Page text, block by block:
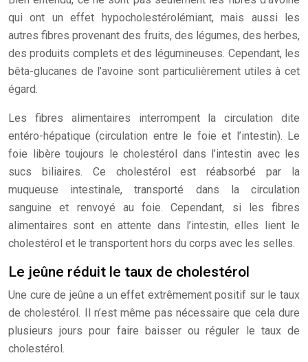
qui ont un effet hypocholestérolémiant, mais aussi les
autres fibres provenant des fruits, des légumes, des herbes,
des produits complets et des légumineuses. Cependant, les
bêta-glucanes de l’avoine sont particulièrement utiles à cet
égard.
Les fibres alimentaires interrompent la circulation dite
entéro-hépatique (circulation entre le foie et l’intestin). Le
foie libère toujours le cholestérol dans l’intestin avec les
sucs biliaires. Ce cholestérol est réabsorbé par la
muqueuse intestinale, transporté dans la circulation
sanguine et renvoyé au foie. Cependant, si les fibres
alimentaires sont en attente dans l’intestin, elles lient le
cholestérol et le transportent hors du corps avec les selles.
Le jeûne réduit le taux de cholestérol
Une cure de jeûne a un effet extrêmement positif sur le taux
de cholestérol. Il n’est même pas nécessaire que cela dure
plusieurs jours pour faire baisser ou réguler le taux de
cholestérol.